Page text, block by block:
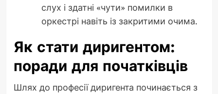
слух і здатні «чути» помилки в
оркестрі навіть із закритими очима.
Як стати диригентом:
поради для початківців
Шлях до професії диригента починається з